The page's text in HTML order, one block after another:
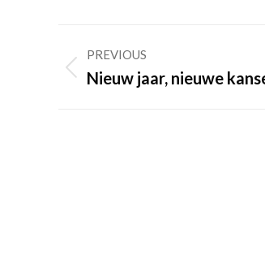
navigation
PREVIOUS
Previous
Nieuw jaar, nieuwe